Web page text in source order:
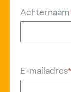
Achternaam
E-mailadres*